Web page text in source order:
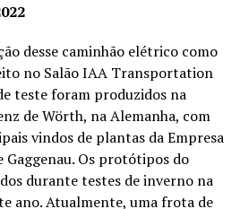
desse caminhão elétrico como
no Salão IAA Transportation
teste foram produzidos na
de Wörth, na Alemanha, com
vindos de plantas da Empresa
Gaggenau. Os protótipos do
durante testes de inverno na
ano. Atualmente, uma frota de